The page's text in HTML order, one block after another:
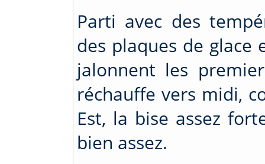
Parti avec des
des plaques de glace
jalonnent les
réchauffe vers midi,
Est, la bise assez
bien assez.